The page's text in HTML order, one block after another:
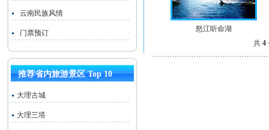
云南民族风情
门票预订
推荐省内旅游景区 Top 10
大理古城
大理三塔
怒江听命湖
共 4